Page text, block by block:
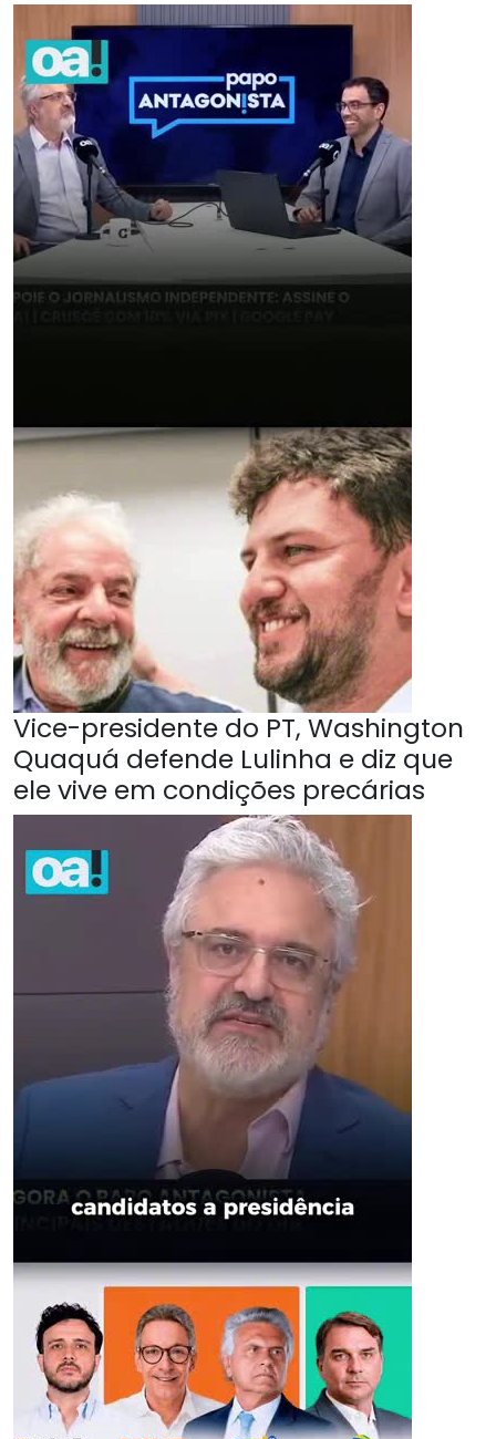
Vice-presidente do PT, Washington
Quaquá defende Lulinha e diz que
ele vive em condições precárias